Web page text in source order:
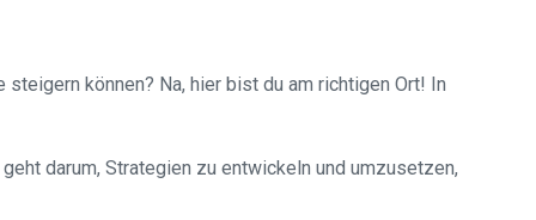
können? Na, hier bist du am richtigen Ort! In
darum, Strategien zu entwickeln und umzusetzen,